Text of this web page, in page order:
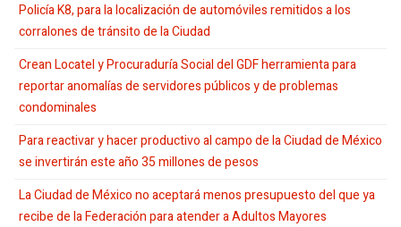
Policía K8, para la localización de automóviles remitidos a los
corralones de tránsito de la Ciudad
Crean Locatel y Procuraduría Social del GDF herramienta para
reportar anomalías de servidores públicos y de problemas
condominales
Para reactivar y hacer productivo al campo de la Ciudad de México
se invertirán este año 35 millones de pesos
La Ciudad de México no aceptará menos presupuesto del que ya
recibe de la Federación para atender a Adultos Mayores